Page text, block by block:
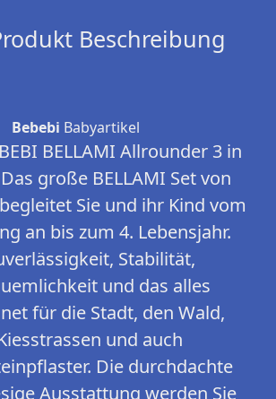
Beschreibung
Bebebi Babyartikel
BELLAMI Allrounder 3 in
Das große BELLAMI Set von
Sie und ihr Kind vom
an bis zum 4. Lebensjahr.
Stabilität,
und das alles
für die Stadt, den Wald,
und auch
Die durchdachte
Ausstattung werden Sie